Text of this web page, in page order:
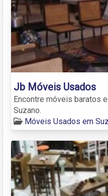
Jb Móveis Usados
Encontre móveis baratos
Suzano.
Móveis Usados em